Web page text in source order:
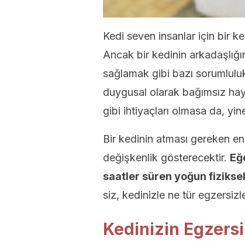
Kedi seven insanlar için bir
Ancak bir kedinin
sağlamak gibi bazı
duygusal olarak bağımsız
gibi ihtiyaçları olmasa da,
Bir kedinin atması gereken
değişkenlik gösterecektir.
saatler süren yoğun
siz, kedinizle ne tür
Kedinizin